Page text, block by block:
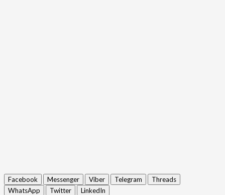
Facebook Messenger Viber Telegram
Threads
WhatsApp
Twitter LinkedIn